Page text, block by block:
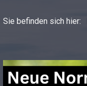
Sie befinden sich hier: